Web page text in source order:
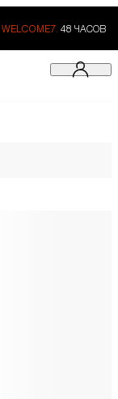
WELCOME7. 48 ЧАСОВ